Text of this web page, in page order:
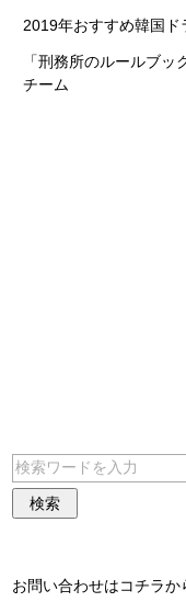
2019年おすすめ韓国
「刑務所のルールブ
チーム
お問い合わせはコチラか